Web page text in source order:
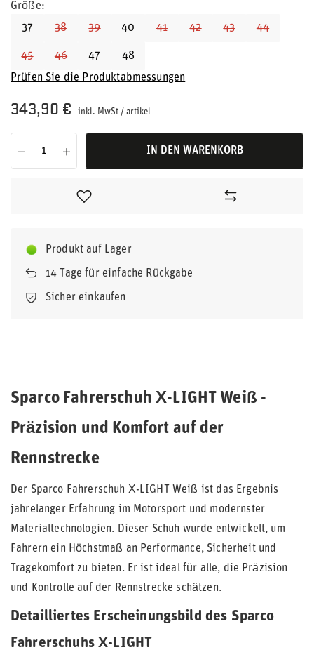
Größe
37
38 39 40 41 42 43 44
45 46 47
48
Prüfen Sie die Produktabmessungen
343,90 € inkl. MwSt / artikel
IN DEN WARENKORB
Produkt auf Lager
14 Tage für einfache Rückgabe
Sicher einkaufen
Sparco Fahrerschuh X-LIGHT Weiß -
Präzision und Komfort auf der
Rennstrecke
Der Sparco Fahrerschuh X-LIGHT Weiß ist das Ergebnis
jahrelanger Erfahrung im Motorsport und modernster
Materialtechnologien. Dieser Schuh wurde entwickelt, um
Fahrern ein Höchstmaß an Performance, Sicherheit und
Tragekomfort zu bieten. Er ist ideal für alle, die Präzision
und Kontrolle auf der Rennstrecke schätzen.
Detailliertes Erscheinungsbild des Sparco
Fahrerschuhs X-LIGHT